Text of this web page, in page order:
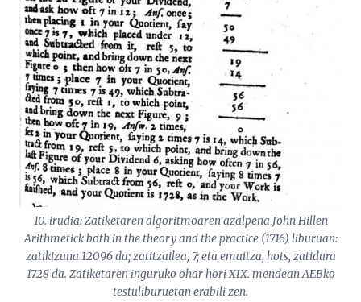
10. irudia: Zatiketaren algoritmoaren azalpena John Hillen
Arithmetick both in the theory and the practice (1716) liburuan:
zatikizuna 12096 da; zatitzailea, 7; eta emaitza, hots, zatidura
1728 da. Zatiketaren inguruko ohar hori XIX. mendean AEBko
testuliburuetan erabili zen.